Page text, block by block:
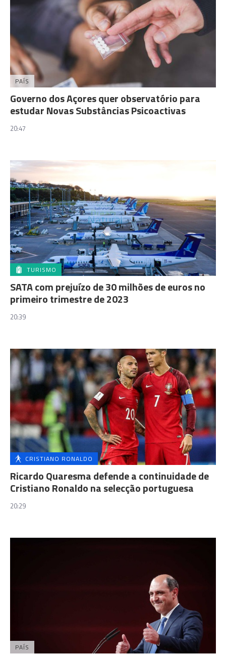
PAÍS
Governo dos Açores quer observatório para
estudar Novas Substâncias Psicoactivas
20:47
TURISMO
SATA com prejuízo de 30 milhões de euros no
primeiro trimestre de 2023
20:39
CRISTIANO RONALDO
Ricardo Quaresma defende a continuidade de
Cristiano Ronaldo na selecção portuguesa
20:29
PAÍS